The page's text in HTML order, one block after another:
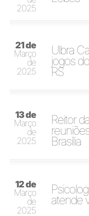
2025
21 de
Março
de
2025
Ulbra
jogos
RS
13 de
Março
de
2025
Reitor
Brasília
12 de
Março
de
2025
atende